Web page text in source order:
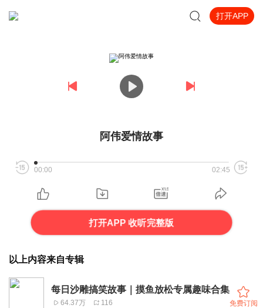
打开APP
阿伟爱情故事
00:00 02:45
打开APP 收听完整版
以上内容来自专辑
每日沙雕搞笑故事｜摸鱼放松专属趣味合集
64.37万 116 免费订阅